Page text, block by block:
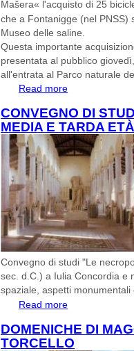
Mašera« l'acquisto di 25
che a Fontanigge (nel PNSS)
Museo delle saline.
Questa importante
presentata al pubblico
all'entrata al Parco naturale
Read more
CONVEGNO DI
MEDIA E TARDA
Convegno di studi "Le
sec. d.C.) a Iulia Concordia e
spaziale, aspetti
Read more
DOMENICHE DI
TORCELLO